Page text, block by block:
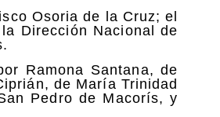
Osoria de la Cruz; el
Dirección Nacional de
Ramona Santana, de
de María Trinidad
Pedro de Macorís, y